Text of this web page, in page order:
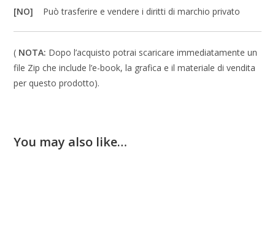
[NO] Può trasferire e vendere i diritti di marchio privato
( NOTA: Dopo l’acquisto potrai scaricare immediatamente un
file Zip che include l’e-book, la grafica e il materiale di vendita
per questo prodotto).
You may also like…